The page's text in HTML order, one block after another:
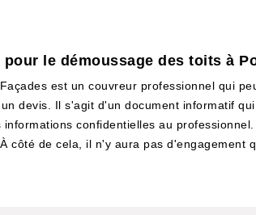
pour le démoussage des toits à
est un couvreur professionnel qui
devis. Il s'agit d'un document informatif
informations confidentielles au
côté de cela, il n'y aura pas d'engagement